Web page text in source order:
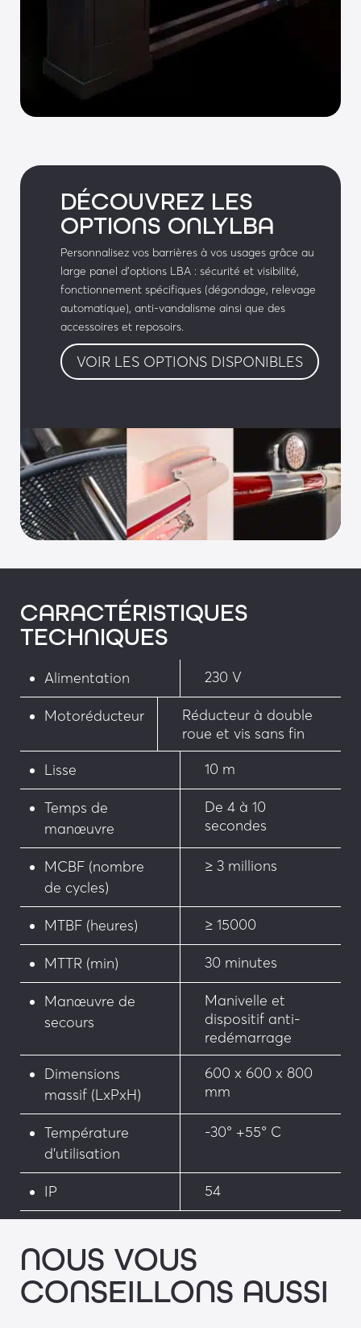
• Récepteur radio programmable Cardin S 449-
433 MHz 1 à canaux
Signalisation sonore & visuelle :
• Capot lumineux LED (1 ou 2 fûts)
VDC (avec ou sans préavis)
Sécurité :
• Barrage Infrarouge
• Détecteur de présence sur boucle magnétique
DÉCOUVREZ LES
OPTIONS ONLYLBA
Personnalisez vos barrières à vos usages grâce au
large panel d’options LBA : sécurité et visibilité,
fonctionnement spécifiques (dégondage, relevage
automatique), anti-vandalisme ainsi que des
accessoires et reposoirs.
VOIR LES OPTIONS DISPONIBLES
CARACTÉRISTIQUES
TECHNIQUES
Alimentation 230 V
Motoréducteur
Réducteur à double
roue et vis sans fin
Lisse 10 m
Temps de
manœuvre
De 4 à 10
secondes
MCBF (nombre
de cycles)
≥ 3 millions
MTBF (heures) ≥ 15000
MTTR (min) 30 minutes
Manœuvre de
secours
Manivelle et
dispositif anti-
redémarrage
Dimensions
massif (LxPxH)
600 x 600 x 800
mm
Température
d’utilisation
-30° +55° C
IP 54
NOUS VOUS
CONSEILLONS AUSSI